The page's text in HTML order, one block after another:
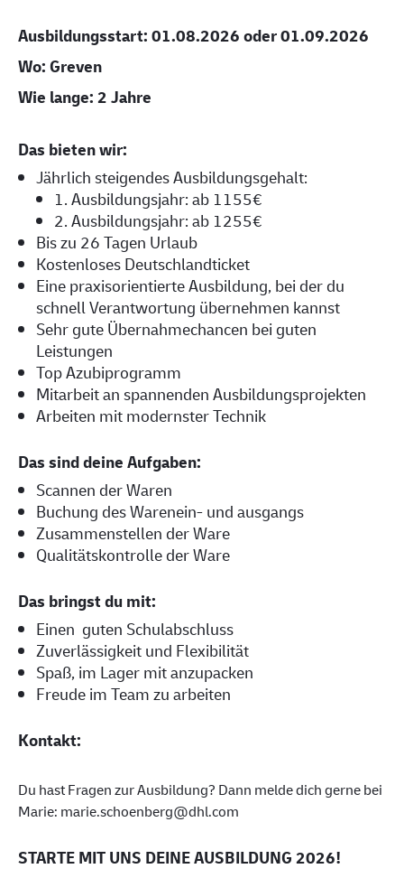
Ausbildungsstart: 01.08.2026 oder 01.09.2026
Wo: Greven
Wie lange: 2 Jahre
Das bieten wir:
Jährlich steigendes Ausbildungsgehalt:
1. Ausbildungsjahr: ab 1155€
2. Ausbildungsjahr: ab 1255€
Bis zu 26 Tagen Urlaub
Kostenloses Deutschlandticket
Eine praxisorientierte Ausbildung, bei der du
schnell Verantwortung übernehmen kannst
Sehr gute Übernahmechancen bei guten
Leistungen
Top Azubiprogramm
Mitarbeit an spannenden Ausbildungsprojekten
Arbeiten mit modernster Technik
Das sind deine Aufgaben:
Scannen der Waren
Buchung des Warenein- und ausgangs
Zusammenstellen der Ware
Qualitätskontrolle der Ware
Das bringst du mit:
Einen guten Schulabschluss
Zuverlässigkeit und Flexibilität
Spaß, im Lager mit anzupacken
Freude im Team zu arbeiten
Kontakt:
Du hast Fragen zur Ausbildung? Dann melde dich gerne bei
Marie: marie.schoenberg@dhl.com
STARTE MIT UNS DEINE AUSBILDUNG 2026!